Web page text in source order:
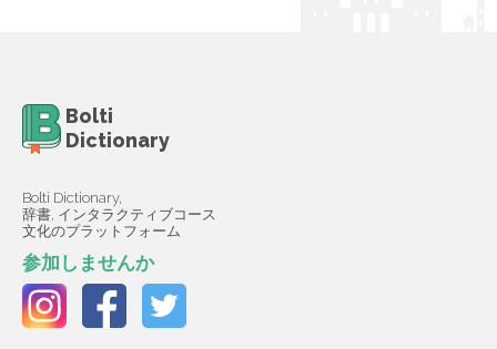
Bolti
Dictionary
Bolti Dictionary,
辞書, インタラクティブコース
文化のプラットフォーム
参加しませんか